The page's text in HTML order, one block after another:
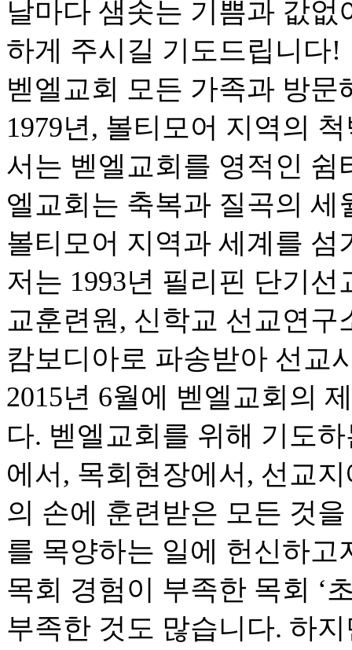
날마다 샘솟는 기쁨과 값
하게 주시길 기도드립니다!
벧엘교회 모든 가족과 방
1979년, 볼티모어 지역의
서는 벧엘교회를 영적인 쉼
엘교회는 축복과 질곡의
볼티모어 지역과 세계를
저는 1993년 필리핀 단기
교훈련원, 신학교 선교연구
캄보디아로 파송받아 선교
2015년 6월에 벧엘교회의
다. 벧엘교회를 위해 기도
에서, 목회현장에서, 선교
의 손에 훈련받은 모든 것
를 목양하는 일에 헌신하
목회 경험이 부족한 목회 ‘
부족한 것도 많습니다. 하